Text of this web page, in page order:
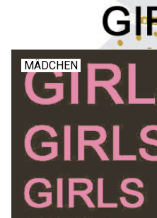
MÄDCHEN